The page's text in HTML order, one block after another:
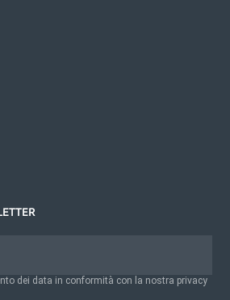
dei data in conformità con la nostra privacy